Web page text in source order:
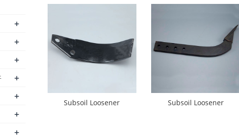
Subsoil Loosener Subsoil Loosener
+
+
+
+
+
+
+